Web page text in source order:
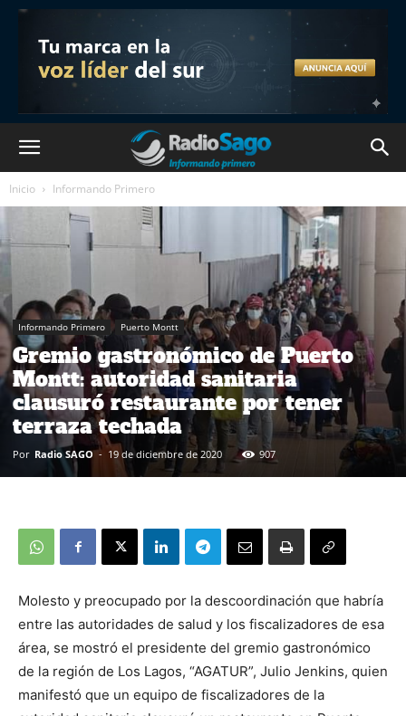
Inicio Informando Primero
Informando Primero Puerto Montt
Gremio gastronómico de Puerto
Montt: autoridad sanitaria
clausuró restaurante por tener
terraza techada
Por Radio SAGO - 19 de diciembre de 2020 907
Molesto y preocupado por la descoordinación que habría
entre las autoridades de salud y los fiscalizadores de esa
área, se mostró el presidente del gremio gastronómico
de la región de Los Lagos, “AGATUR”, Julio Jenkins, quien
manifestó que un equipo de fiscalizadores de la